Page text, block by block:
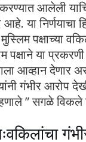
आलेली
या निर्णयाचा
पक्षाच्या
या
आव्हान देणार
गंभीर आरोप
” सगळे